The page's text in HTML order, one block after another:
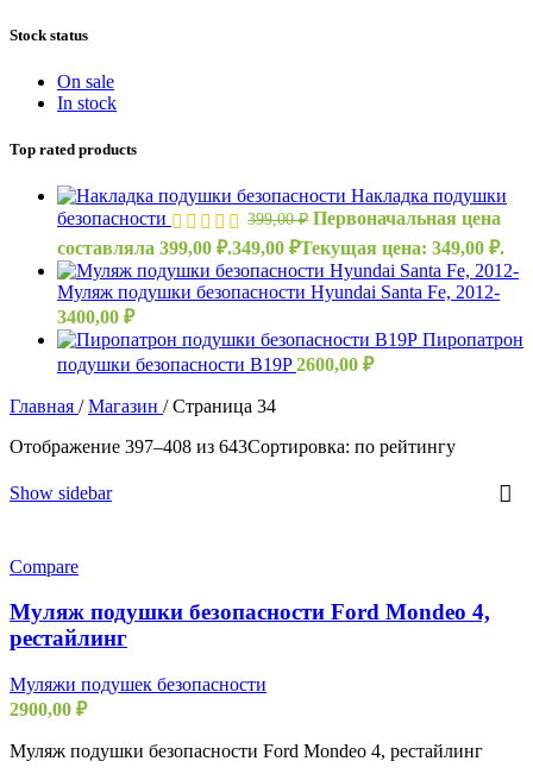
Stock status
On sale
In stock
Top rated products
Накладка подушки
безопасности
399,00₽ Первоначальная цена
составляла 399,00 ₽.349,00 ₽Текущая цена: 349,00 ₽.
Муляж подушки безопасности Hyundai Santa Fe, 2012-
3400,00 ₽
Пиропатрон
подушки безопасности B19P2600,00 ₽
Главная / Магазин / Страница 34
Отображение 397–408 из 643Сортировка: по рейтингу
Show sidebar
Compare
Муляж подушки безопасности Ford Mondeo 4,
рестайлинг
Муляжи подушек безопасности
2900,00 ₽
Муляж подушки безопасности Ford Mondeo 4, рестайлинг